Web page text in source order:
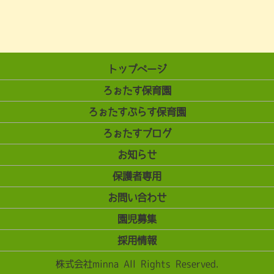
トップページ
ろぉたす保育園
ろぉたすぷらす保育園
ろぉたすブログ
お知らせ
保護者専用
お問い合わせ
園児募集
採用情報
株式会社minna All Rights Reserved.